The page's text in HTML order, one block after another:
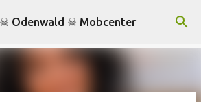
zum Hauptbereich
Odenwald ☠ Mobcenter